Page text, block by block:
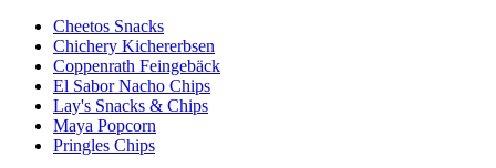
Cheetos Snacks
Chichery Kichererbsen
Coppenrath Feingebäck
El Sabor Nacho Chips
Lay's Snacks & Chips
Maya Popcorn
Pringles Chips